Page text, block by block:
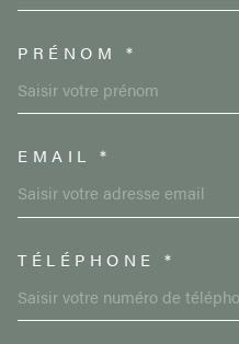
PRÉNOM *
EMAIL *
TÉLÉPHONE *